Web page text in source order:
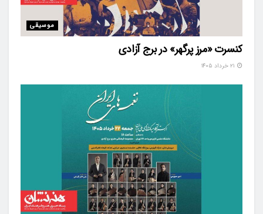
موسیقی
کنسرت «مرز پرگهر» در برج آزادی